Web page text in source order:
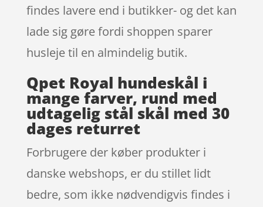
findes lavere end i butikker- og det kan
lade sig gøre fordi shoppen sparer
husleje til en almindelig butik.
Qpet Royal hundeskål i
mange farver, rund med
udtagelig stål skål med 30
dages returret
Forbrugere der køber produkter i
danske webshops, er du stillet lidt
bedre, som ikke nødvendigvis findes i